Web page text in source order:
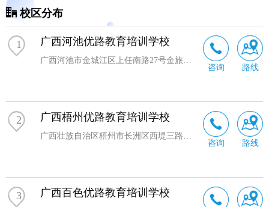
校区分布
1 广西河池优路教育培训学校
咨询 路线
2 广西梧州优路教育培训学校
咨询 路线
3 广西百色优路教育培训学校